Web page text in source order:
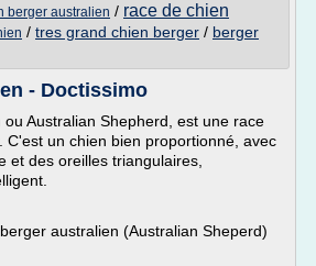
berger australien / race de chien
/ tres grand chien berger / berger
- Doctissimo
Australian Shepherd, est une race
C'est un chien bien proportionné, avec
et des oreilles triangulaires,
australien (Australian Sheperd)